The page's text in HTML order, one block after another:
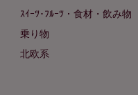
ｽｲｰﾂ･ﾌﾙｰﾂ・食材・飲み物
乗り物
北欧系